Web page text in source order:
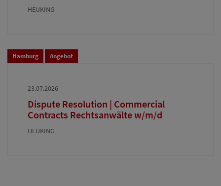
HEUKING
Hamburg Angebot
23.07.2026
Dispute Resolution | Commercial
Contracts Rechtsanwälte w/m/d
HEUKING